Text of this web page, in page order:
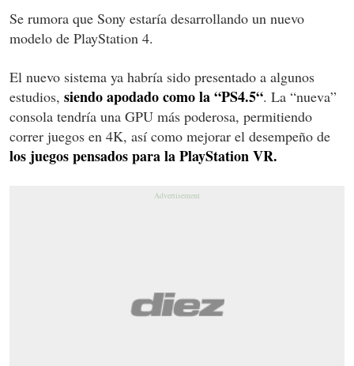
Se rumora que Sony estaría desarrollando un nuevo
modelo de PlayStation 4.
El nuevo sistema ya habría sido presentado a algunos
estudios, siendo apodado como la “PS4.5“. La “nueva”
consola tendría una GPU más poderosa, permitiendo
correr juegos en 4K, así como mejorar el desempeño de
los juegos pensados para la PlayStation VR.